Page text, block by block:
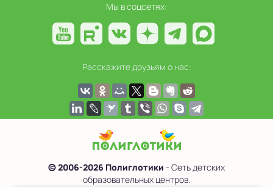
Мы в соцсетях:
Расскажите друзьям о нас:
© 2006-2026 Полиглотики - Сеть детских
образовательных центров.